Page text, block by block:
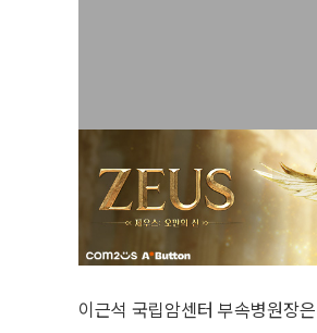
이근석 국립암센터 부속병원장